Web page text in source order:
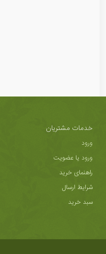
خدمات مشتریان
ورود
ورود یا عضویت
راهنمای خرید
شرایط ارسال
سبد خرید